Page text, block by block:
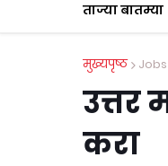
ताज्या बातम्या
मुख्यपृष्ठ Jobs
उत्तर
करा